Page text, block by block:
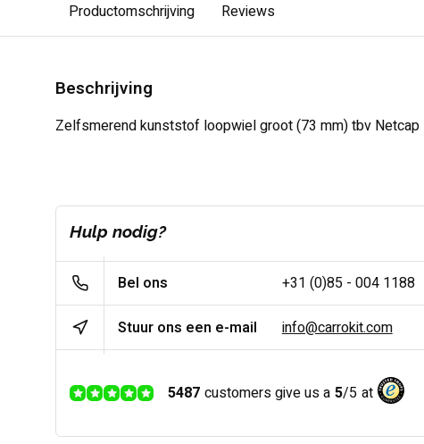
Productomschrijving Reviews
Beschrijving
Zelfsmerend kunststof loopwiel groot (73 mm) tbv Netcap
Hulp nodig?
Bel ons +31 (0)85 - 004 1188
Stuur ons een e-mail info@carrokit.com
5487 customers give us a 5/5 at